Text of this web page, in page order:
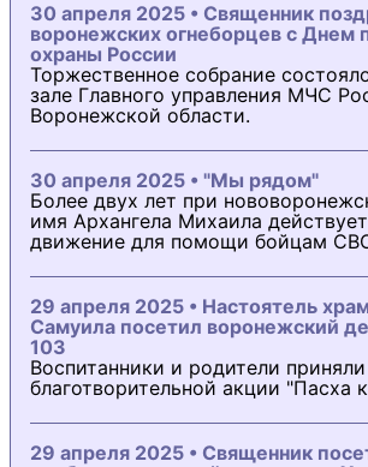
30 апреля 2025 • Священник
воронежских огнеборцев с Днем
охраны России
Торжественное собрание
зале Главного управления МЧС
Воронежской области.
30 апреля 2025 • "Мы рядом"
Более двух лет при
имя Архангела Михаила
движение для помощи бойцам
29 апреля 2025 • Настоятель
Самуила посетил воронежский
103
Воспитанники и родители
благотворительной акции "Пасха
29 апреля 2025 • Священник